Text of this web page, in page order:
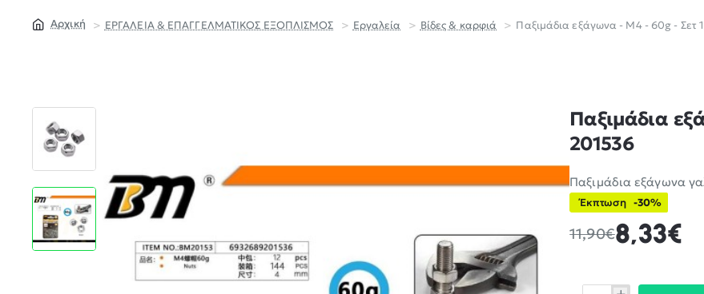
ΕΡΓΑΛΕΙΑ & ΕΠΑΓΓΕΛΜΑΤΙΚΟΣ ΕΞΟΠΛΙΣΜΟΣ Εργαλεία Βίδες & καρφιά Παξιμάδια εξάγωνα - M4 - 60g - Σετ
Παξιμάδια
201536
Παξιμάδια εξάγωνα
Έκπτωση -30%
8,33€
11,90€